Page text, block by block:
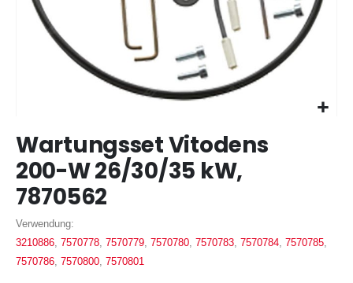
Anfang
Bildergalerie
springen
Wartungsset Vitodens
200-W 26/30/35 kW,
7870562
Verwendung:
3210886 7570778 7570779 7570780 7570783 7570784 7570785
7570786 7570800 7570801